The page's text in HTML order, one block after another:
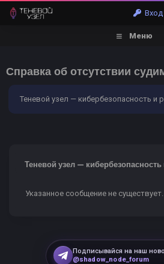
Вход
Меню
Справка об отсутствии
Теневой узел — кибербезопасность и
Теневой узел —
Указанное сообщение не существует.
Подписывайся на наш
@shadow_node_forum